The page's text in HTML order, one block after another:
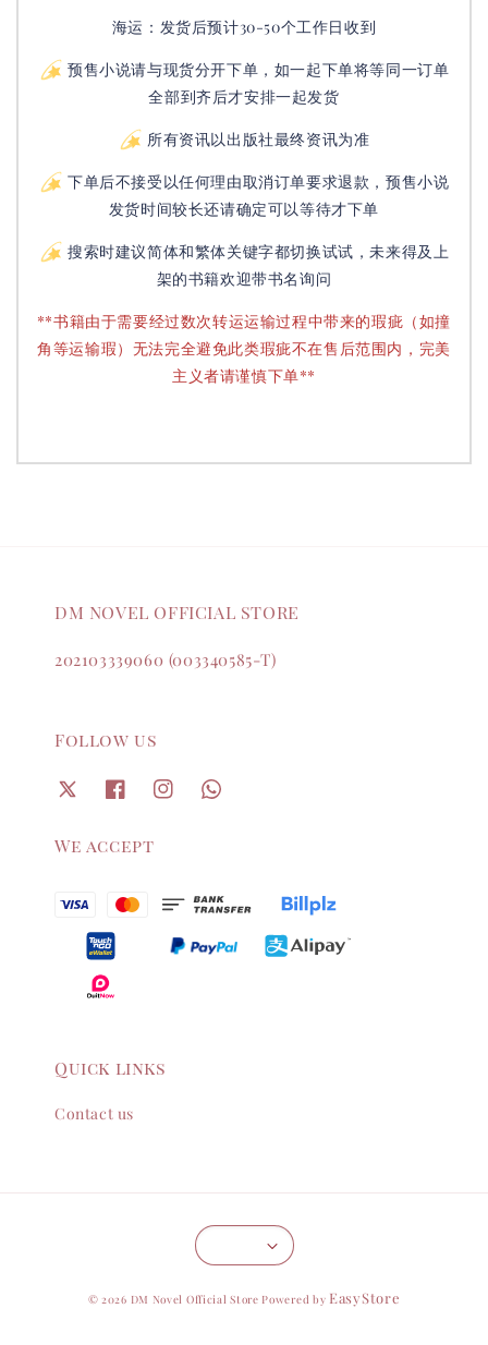
海运：发货后预计30-50个工作日收到
预售小说请与现货分开下单，如一起下单将等同一订单
全部到齐后才安排一起发货
所有资讯以出版社最终资讯为准
下单后不接受以任何理由取消订单要求退款，预售小说
发货时间较长还请确定可以等待才下单
搜索时建议简体和繁体关键字都切换试试，未来得及上
架的书籍欢迎带书名询问
**书籍由于需要经过数次转运运输过程中带来的瑕疵（如撞
角等运输瑕）无法完全避免此类瑕疵不在售后范围内，完美
主义者请谨慎下单**
DM NOVEL OFFICIAL STORE
202103339060 (003340585-T)
Follow us
We accept
Quick links
Contact us
© 2026 DM Novel Official Store Powered by EasyStore